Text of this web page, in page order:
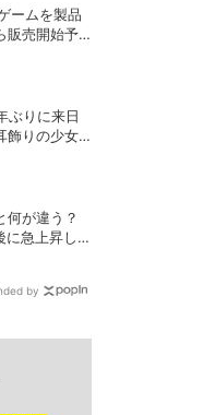
ームを製品
販売開始予
ぶりに来日
飾りの少女
何が違う？
に急上昇して
by